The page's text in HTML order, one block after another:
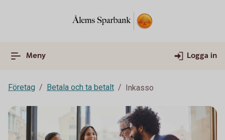
Meny Logga in
Företag Betala och ta betalt Inkasso